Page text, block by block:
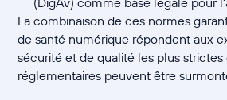
La combinaison de ces normes
de santé numérique répondent aux
sécurité et de qualité les plus
réglementaires peuvent être